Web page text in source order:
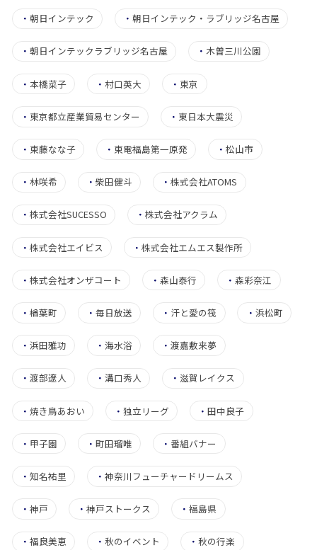
・ 朝日インテック ・朝日インテック・ラブリッジ名古屋
・ 朝日インテックラブリッジ名古屋 ・木曽三川公園
・ 本橋菜子 ・村口英大 ・ 東京
・ 東京都立産業貿易センター ・ 東日本大震災
・ 東藤なな子 ・ 東電福島第一原発 ・松山市
・ 林咲希 ・柴田健斗 ・株式会社ATOMS
・ 株式会社SUCESSO ・株式会社アクラム
・ 株式会社エイビス ・株式会社エムエス製作所
・ 株式会社オンザコート ・森山泰行 ・森彩奈江
・ 楢葉町 ・毎日放送 ・ 汗と愛の筏 ・ 浜松町
・ 浜田雅功 ・海水浴 ・渡嘉敷来夢
・ 渡部遼人 ・溝口秀人 ・滋賀レイクス
・ 焼き鳥あおい ・独立リーグ ・田中良子
・ 甲子園 ・町田瑠唯 ・ 番組バナー
・ 知名祐里 ・神奈川フューチャードリームス
・ 神戸 ・神戸ストークス ・福島県
・ 福良美恵 ・秋のイベント ・秋の行楽